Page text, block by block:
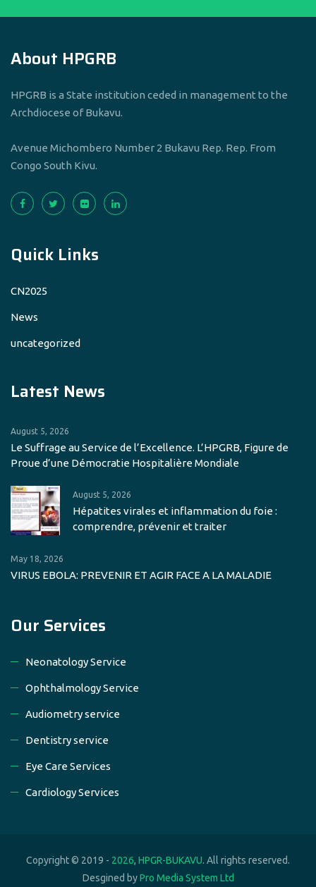
About HPGRB
HPGRB is a State institution ceded in management to the
Archdiocese of Bukavu.
Avenue Michombero Number 2 Bukavu Rep. Rep. From
Congo South Kivu.
Quick Links
CN2025
News
uncategorized
Latest News
August 5, 2026
Le Suffrage au Service de l’Excellence. L’HPGRB, Figure de
Proue d’une Démocratie Hospitalière Mondiale
August 5, 2026
Hépatites virales et inflammation du foie :
comprendre, prévenir et traiter
May 18, 2026
VIRUS EBOLA: PREVENIR ET AGIR FACE A LA MALADIE
Our Services
Neonatology Service
Ophthalmology Service
Audiometry service
Dentistry service
Eye Care Services
Cardiology Services
Copyright © 2019 - 2026, HPGR-BUKAVU. All rights reserved.
Desgined byPro Media System Ltd